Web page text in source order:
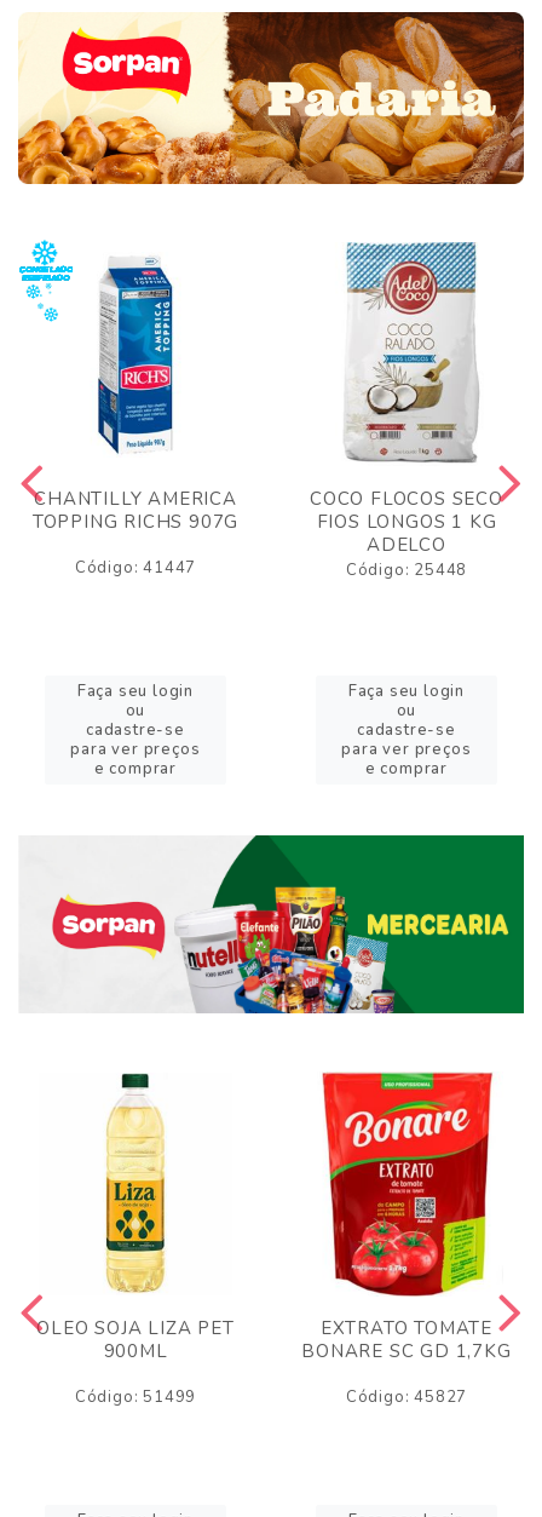
CHANTILLY AMERICA
TOPPING RICHS 907G
Código: 41447
Faça seu login
ou
cadastre-se
para ver preços
e comprar
COCO FLOCOS SECO
FIOS LONGOS 1 KG
ADELCO
Código: 25448
Faça seu login
ou
cadastre-se
para ver preços
e comprar
OLEO SOJA LIZA PET
900ML
Código: 51499
EXTRATO TOMATE
BONARE SC GD 1,7KG
Código: 45827